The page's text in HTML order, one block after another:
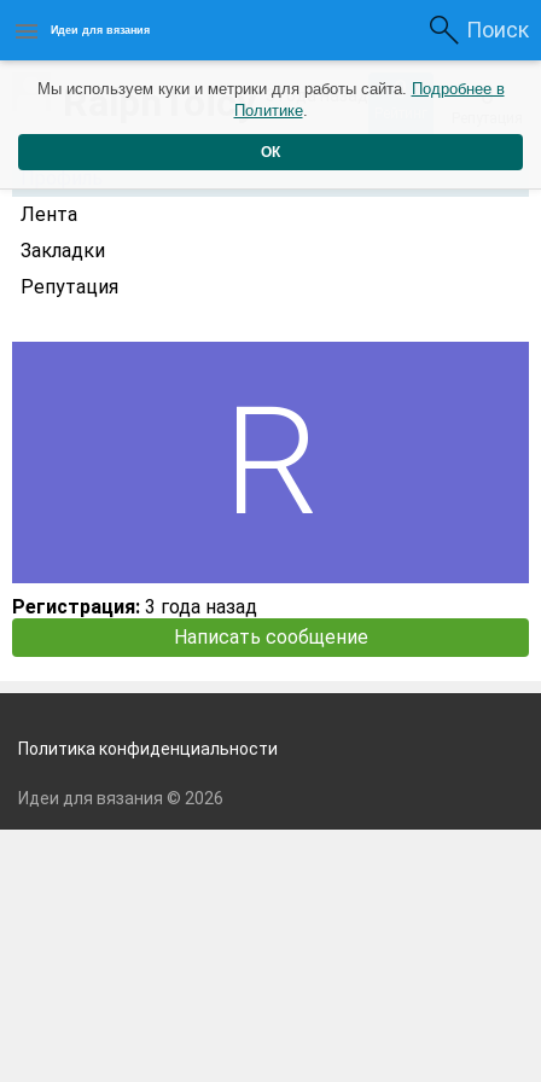
Идеи для вязания Поиск
RalphToicy3 года назад 0 0
Профиль
Лента
Закладки
Репутация
Регистрация: 3 года назад
Написать сообщение
Мы используем куки и метрики для работы сайта. Подробнее в
Политике.
ОК
Политика конфиденциальности
Идеи для вязания © 2026